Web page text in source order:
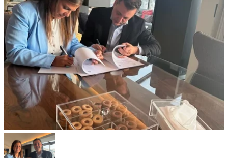
Legal
Privacy Policy
Terms Of Use
Cookies Policy
Subscribe to the newsletter